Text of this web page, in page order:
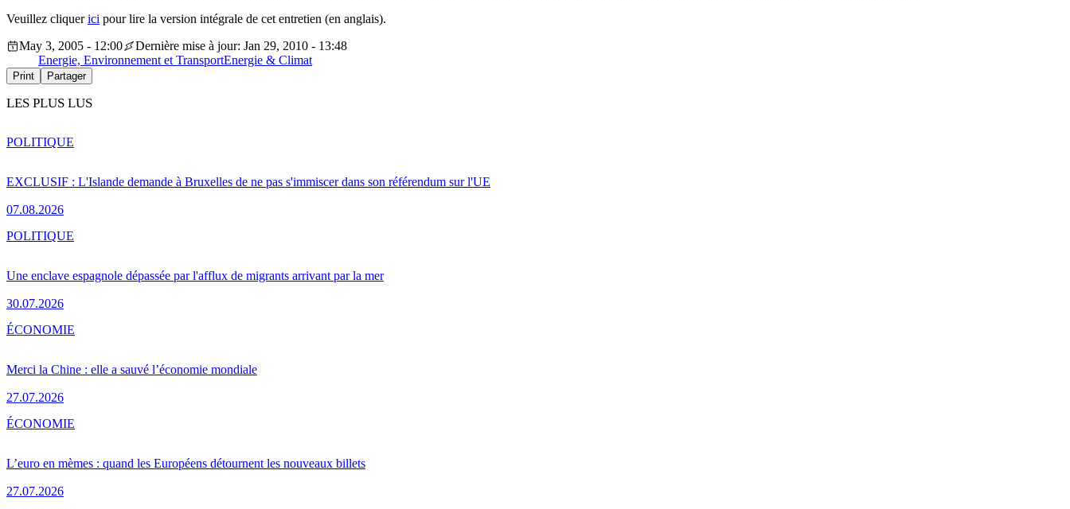
Veuillez cliquerici pour lire la version intégrale de cet entretien (en anglais).
May 3, 2005 - 12:00
Dernière mise à jour: Jan 29, 2010 - 13:48
Energie, Environnement et TransportEnergie & Climat
Print Partager
LES PLUS LUS
EXCLUSIF : L'Islande demande à Bruxelles de ne pas s'immiscer dans son référendum sur l'UE
07.08.2026
POLITIQUE
Une enclave espagnole dépassée par l'afflux de migrants arrivant par la mer
30.07.2026
POLITIQUE
Merci la Chine : elle a sauvé l’économie mondiale
27.07.2026
ÉCONOMIE
L’euro en mèmes : quand les Européens détournent les nouveaux billets
27.07.2026
ÉCONOMIE